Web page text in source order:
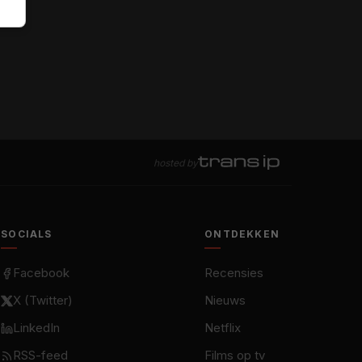
hosted by
SOCIALS
Facebook
X (Twitter)
LinkedIn
RSS-feed
ONTDEKKEN
Recensies
Nieuws
Netflix
Films op tv